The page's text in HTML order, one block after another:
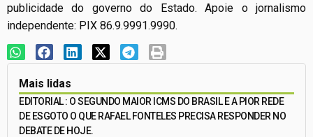
publicidade do governo do Estado. Apoie o jornalismo
independente: PIX 86.9.9991.9990.
Mais lidas
EDITORIAL : O SEGUNDO MAIOR ICMS DO BRASIL E A PIOR REDE
DE ESGOTO O QUE RAFAEL FONTELES PRECISA RESPONDER NO
DEBATE DE HOJE.